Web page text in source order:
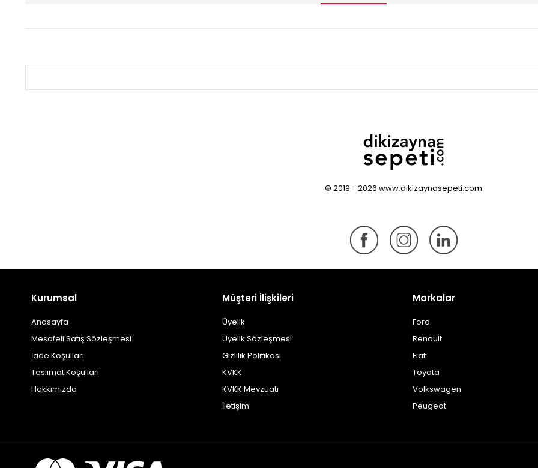
© 2019 - 2026 www.dikizaynasepeti.com
Kurumsal
Anasayfa
Mesafeli Satış Sözleşmesi
İade Koşulları
Teslimat Koşulları
Hakkımızda
Müşteri İlişkileri
Üyelik
Üyelik Sözleşmesi
Gizlilik Politikası
KVKK
KVKK Mevzuatı
İletişim
Markalar
Ford
Renault
Fiat
Toyota
Volkswagen
Peugeot